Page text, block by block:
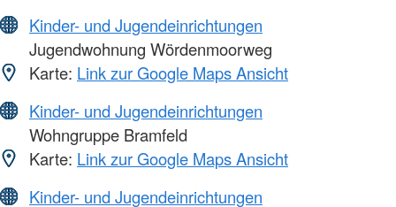
Kinder- und Jugendeinrichtungen
Jugendwohnung Wördenmoorweg
Karte: Link zur Google Maps Ansicht
Kinder- und Jugendeinrichtungen
Wohngruppe Bramfeld
Karte: Link zur Google Maps Ansicht
Kinder- und Jugendeinrichtungen